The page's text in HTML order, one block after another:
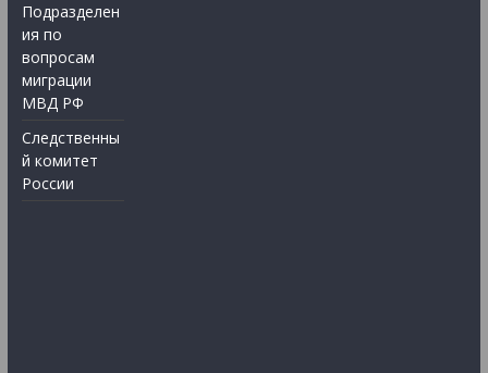
Подразделен
ия по
вопросам
миграции
МВД РФ
Следственны
й комитет
России